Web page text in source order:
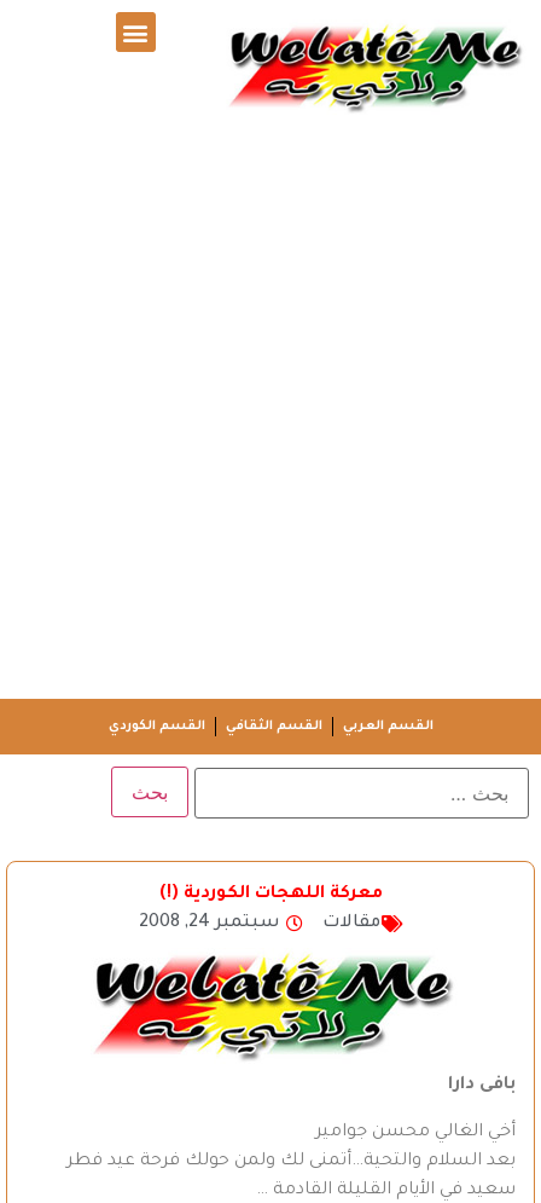
القسم العربي القسم الثقافي القسم الكوردي
معركة اللهجات الكوردية (!)
مقالات
سبتمبر 24, 2008
بافى دارا
أخي الغالي محسن جوامير
بعد السلام والتحية…أتمنى لك ولمن حولك فرحة عيد فطر
سعيد في الأيام القليلة القادمة …